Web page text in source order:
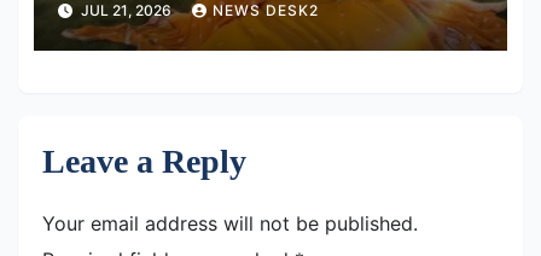
JUL 21, 2026 NEWS DESK2
Leave a Reply
Your email address will not be published.